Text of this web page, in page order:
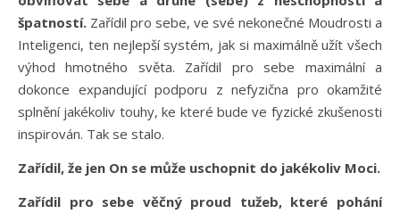
špatností. Zařídil pro sebe, ve své nekonečné Moudrosti a
Inteligenci, ten nejlepší systém, jak si maximálně užít všech
výhod hmotného světa. Zařídil pro sebe maximální a
dokonce expandující podporu z nefyzična pro okamžité
splnění jakékoliv touhy, ke které bude ve fyzické zkušenosti
inspirován. Tak se stalo.
Zařídil, že jen On se může uschopnit do jakékoliv Moci.
Zařídil pro sebe věčný proud tužeb, které pohání